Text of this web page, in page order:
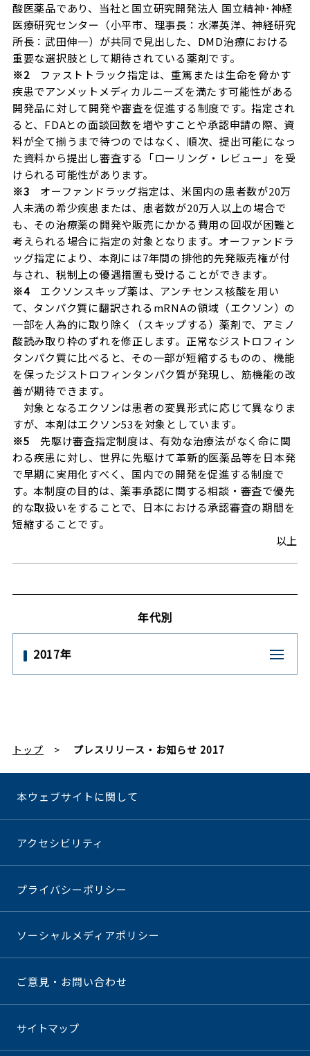
酸医薬品であり、当社と国立研究開発法人 国立精神･神経
医療研究センター（小平市、理事長：水澤英洋、神経研究
所長：武田伸一）が共同で見出した、DMD治療における
重要な選択肢として期待されている薬剤です。
※2ファストトラック指定は、重篤または生命を脅かす
疾患でアンメットメディカルニーズを満たす可能性がある
開発品に対して開発や審査を促進する制度です。指定され
ると、FDAとの面談回数を増やすことや承認申請の際、資
料が全て揃うまで待つのではなく、順次、提出可能になっ
た資料から提出し審査する「ローリング・レビュー」を受
けられる可能性があります。
※3
オーファンドラッグ指定は、米国内の患者数が20万
人未満の希少疾患または、患者数が20万人以上の場合で
も、その治療薬の開発や販売にかかる費用の回収が困難と
考えられる場合に指定の対象となります。オーファンドラ
ッグ指定により、本剤には7年間の排他的先発販売権が付
与され、税制上の優遇措置も受けることができます。
※4
エクソンスキップ薬は、アンチセンス核酸を用い
て、タンパク質に翻訳されるmRNAの領域（エクソン）の
一部を人為的に取り除く（スキップする）薬剤で、アミノ
酸読み取り枠のずれを修正します。正常なジストロフィン
タンパク質に比べると、その一部が短縮するものの、機能
を保ったジストロフィンタンパク質が発現し、筋機能の改
善が期待できます。
対象となるエクソンは患者の変異形式に応じて異なりま
すが、本剤はエクソン53を対象としています。
※5
先駆け審査指定制度は、有効な治療法がなく命に関
わる疾患に対し、世界に先駆けて革新的医薬品等を日本発
で早期に実用化すべく、国内での開発を促進する制度で
す。本制度の目的は、薬事承認に関する相談・審査で優先
的な取扱いをすることで、日本における承認審査の期間を
短縮することです。
以上
年代別
2017年
トップ プレスリリース・お知らせ 2017
本ウェブサイトに関して
アクセシビリティ
プライバシーポリシー
ソーシャルメディアポリシー
ご意見・お問い合わせ
サイトマップ